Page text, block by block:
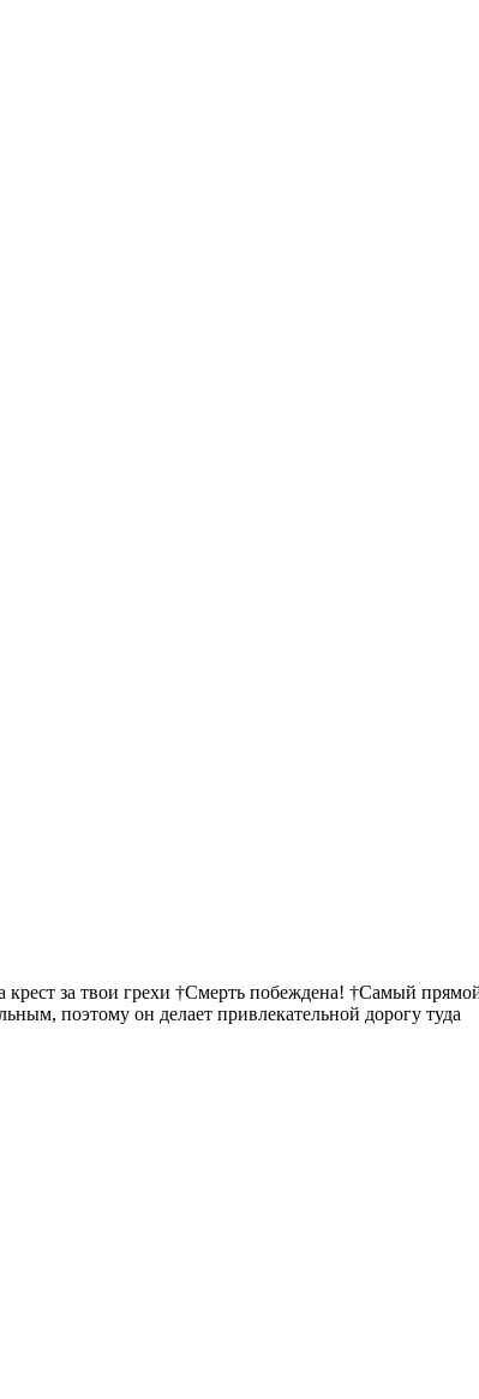
за твои грехи †Смерть побеждена! †Самый
поэтому он делает привлекательной дорогу туда